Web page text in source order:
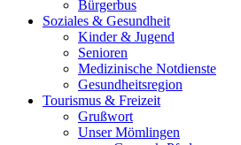
Bürgerbus
Soziales & Gesundheit
Kinder & Jugend
Senioren
Medizinische Notdienste
Gesundheitsregion
Tourismus & Freizeit
Grußwort
Unser Mömlingen